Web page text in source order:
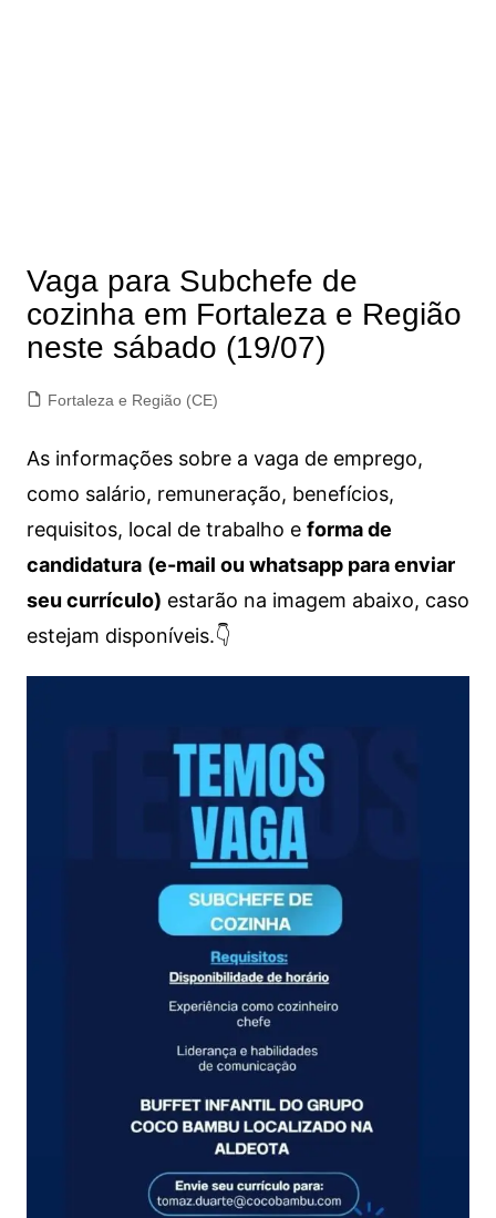
Vaga para Subchefe de
cozinha em Fortaleza e Região
neste sábado (19/07)
Fortaleza e Região (CE)
As informações sobre a vaga de emprego,
como salário, remuneração, benefícios,
requisitos, local de trabalho e forma de
candidatura (e-mail ou whatsapp para enviar
seu currículo) estarão na imagem abaixo, caso
estejam disponíveis.👇